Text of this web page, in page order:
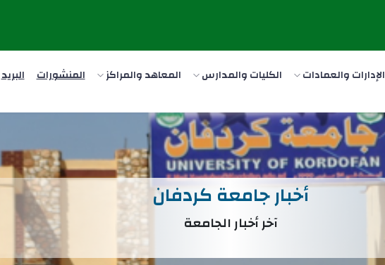
الإدارات والعمادات الكليات والمدارس المعاهد والمراكز المنشورات البريد
أخبار جامعة كردفان
آخر أخبار الجامعة